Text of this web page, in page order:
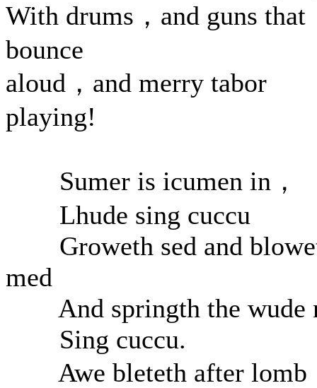
With drums，and guns that
bounce
aloud，and merry tabor
playing!
Sumer is icumen in，
Lhude sing cuccu
Groweth sed and
med
And springth the wude
Sing cuccu.
Awe bleteth after lomb